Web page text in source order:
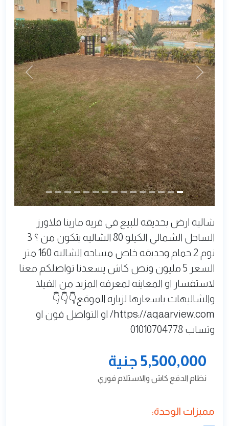
Previous
Next
شاليه ارض بحديقه للبيع في قريه مارينا فلاورز
الساحل الشمالي الكيلو 80 الشاليه يتكون من ؟ 3
نوم 2 حمام وحديقه خاص مساحه الشاليه 160 متر
السعر 5 مليون ونص كاش يسعدنا تواصلكم معنا
لاستفسار او المعاينه لمعرفه المزيد من الفيلا
والشاليهات باسعارها لزياره الموقع👇👇👇
https://aqaarview.com/ او التواصل فون او
وتساب 01010704778
5,500,000 جنية
نظام الدفع كاش والاستلام فوري
مميزات الوحدة: